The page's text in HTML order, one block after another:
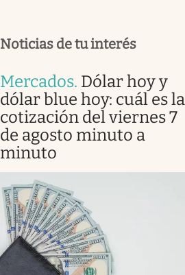
Noticias de tu interés
Mercados. Dólar hoy y
dólar blue hoy: cuál es la
cotización del viernes 7
de agosto minuto a
minuto